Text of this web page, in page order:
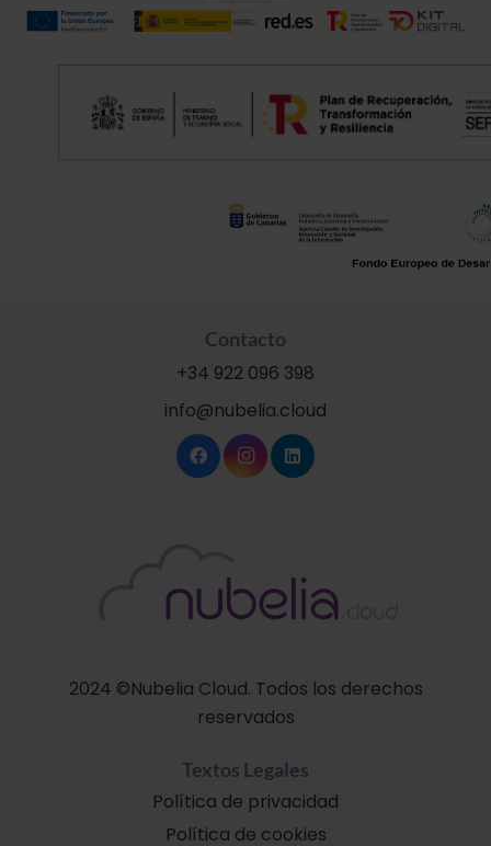
Contacto
+34 922 096 398
info@nubelia.cloud
2024 ©Nubelia Cloud. Todos los derechos
reservados
Textos Legales
Política de privacidad
Política de cookies